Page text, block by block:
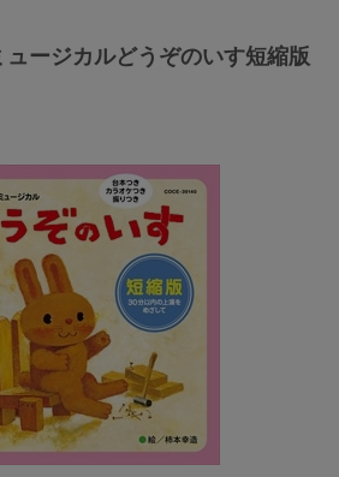
ージカルどうぞのいす短縮版